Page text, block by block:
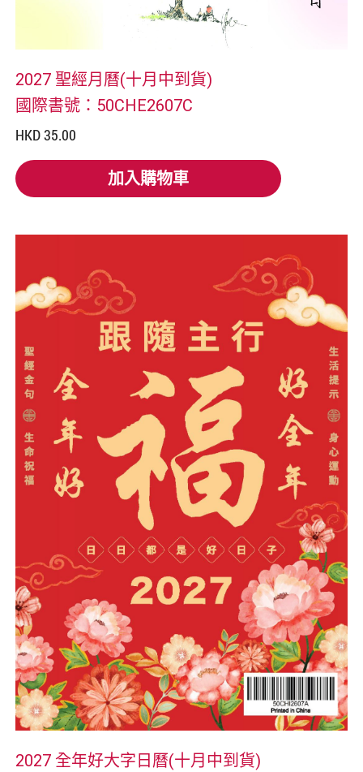
2027 聖經月曆(十月中到貨)
國際書號：50CHE2607C
HKD 35.00
加入購物車
加入購物車
2027 全年好大字日曆(十月中到貨)